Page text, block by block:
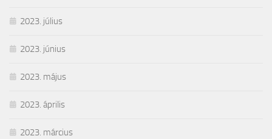
2023. július
2023. június
2023. május
2023. április
2023. március